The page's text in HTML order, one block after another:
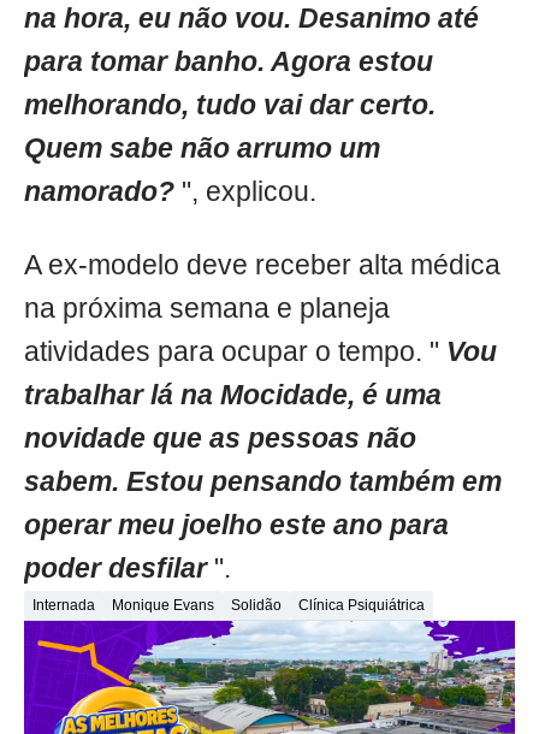
na hora, eu não vou. Desanimo até
para tomar banho. Agora estou
melhorando, tudo vai dar certo.
Quem sabe não arrumo um
namorado? ", explicou.
A ex-modelo deve receber alta médica
na próxima semana e planeja
atividades para ocupar o tempo. " Vou
trabalhar lá na Mocidade, é uma
novidade que as pessoas não
sabem. Estou pensando também em
operar meu joelho este ano para
poder desfilar ".
Internada Monique Evans Solidão Clínica Psiquiátrica